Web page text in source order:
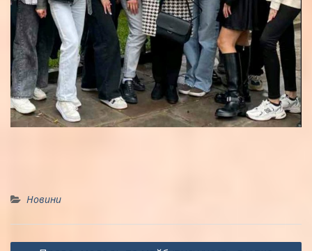
Новини
Навігація